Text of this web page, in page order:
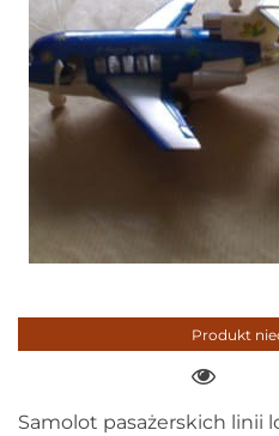
Produkt
Samolot pasażerskich linii